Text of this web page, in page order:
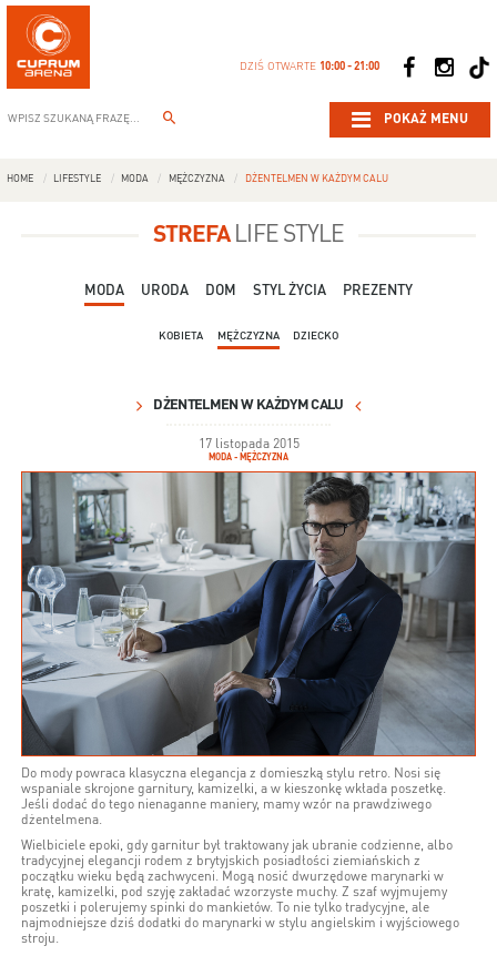
DZIŚ OTWARTE 10:00 - 21:00
POKAŻ MENU
HOME LIFESTYLE MODA MĘŻCZYZNA DŻENTELMEN W KAŻDYM CALU
STREFALIFE STYLE
MODA URODA DOM STYL ŻYCIA PREZENTY
KOBIETA MĘŻCZYZNA DZIECKO
DŻENTELMEN W KAŻDYM CALU
17 listopada 2015
MODA - MĘŻCZYZNA
Do mody powraca klasyczna elegancja z domieszką stylu retro. Nosi się
wspaniale skrojone garnitury, kamizelki, a w kieszonkę wkłada poszetkę.
Jeśli dodać do tego nienaganne maniery, mamy wzór na prawdziwego
dżentelmena.
Wielbiciele epoki, gdy garnitur był traktowany jak ubranie codzienne, albo
tradycyjnej elegancji rodem z brytyjskich posiadłości ziemiańskich z
początku wieku będą zachwyceni. Mogą nosić dwurzędowe marynarki w
kratę, kamizelki, pod szyję zakładać wzorzyste muchy. Z szaf wyjmujemy
poszetki i polerujemy spinki do mankietów. To nie tylko tradycyjne, ale
najmodniejsze dziś dodatki do marynarki w stylu angielskim i wyjściowego
stroju.